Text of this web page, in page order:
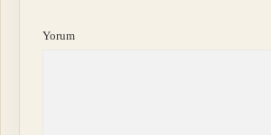
Yorum